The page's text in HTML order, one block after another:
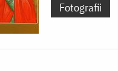
Fotografii